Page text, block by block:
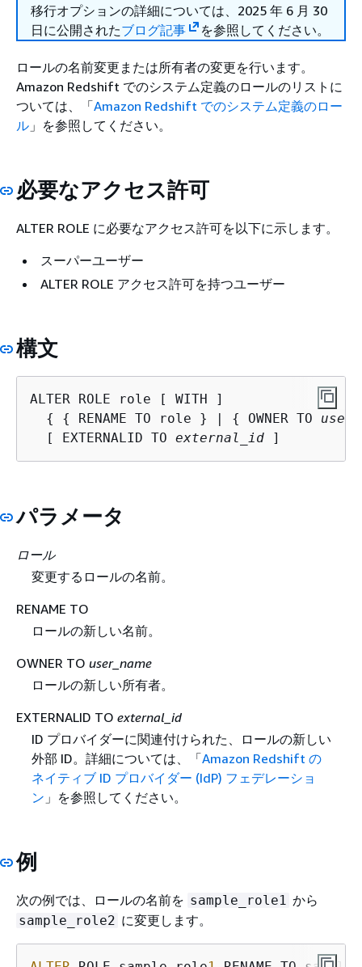
移行オプションの詳細については、2025 年 6 月 30
日に公開されたブログ記事 を参照してください。
ロールの名前変更または所有者の変更を行います。
Amazon Redshift でのシステム定義のロールのリストに
ついては、「Amazon Redshift でのシステム定義のロー
ル 」を参照してください。
必要なアクセス許可
ALTER ROLE に必要なアクセス許可を以下に示します。
スーパーユーザー
ALTER ROLE アクセス許可を持つユーザー
構文
ALTER ROLE role [ WITH ]
{
{ RENAME TO role } | { OWNER TO
  [ EXTERNALID TO
external_id ]
パラメータ
ロール
変更するロールの名前。
RENAME TO
ロールの新しい名前。
OWNER TO user_name
ロールの新しい所有者。
EXTERNALID TO external_id
ID プロバイダーに関連付けられた、ロールの新しい
外部 ID。詳細については、「Amazon Redshift の
ネイティブ ID プロバイダー (IdP) フェデレーショ
ン 」を参照してください。
例
次の例では、ロールの名前を sample_role1 から
sample_role2 に変更します。